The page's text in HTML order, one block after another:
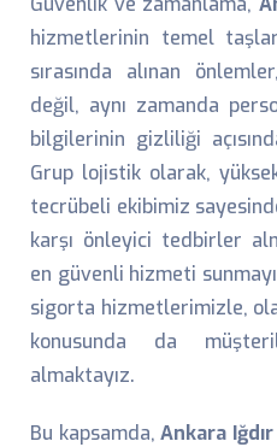
hizmetlerinin temel
sırasında alınan
değil, aynı zamanda
bilgilerinin gizliliği
Grup lojistik olarak,
tecrübeli ekibimiz
karşı önleyici tedbirler
en güvenli hizmeti
sigorta hizmetlerimizle,
konusunda da
almaktayız.
Bu kapsamda, Ankara